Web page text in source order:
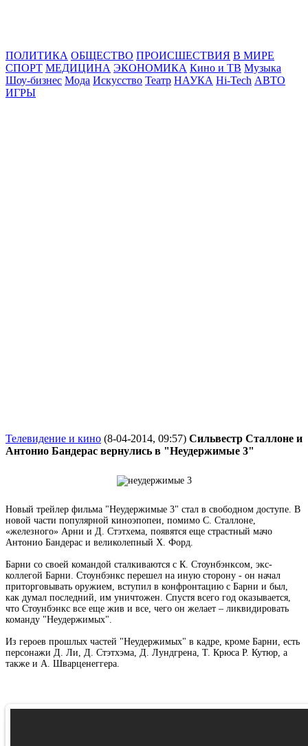
ПОЛИТИКА ОБЩЕСТВО ПРОИСШЕСТВИЯ В МИРЕ
СПОРТ МЕДИЦИНА ЭКОНОМИКА Кино и ТВ Музыка
Шоу-бизнес Мода Искусство Театр НАУКА Hi-Tech АВТО
ИГРЫ
Телевидение и кино (8-04-2014, 09:57) Сильвестр Сталлоне и
Антонио Бандерас вернулись в "Неудержимые 3"
Новый трейлер фильма "Неудержимые 3" стал в свободном доступе. В
новой части популярной киноэпопеи, помимо С. Сталлоне,
«железного» Арни и Д. Стэтхема, появятся еще страстный мачо
Антонио Бандерас и великолепный Х. Форд.
Барни со своей командой сталкиваются с К. Стоунбэнксом, экс-
коллегой Барни. Стоунбэнкс перешел на иную сторону - он начал
приторговывать оружием, вступил в конфронтацию с Барни и был,
как думал последний, им уничтожен. Спустя всего год оказывается,
что Стоунбэнкс все еще жив и все, чего он желает – ликвидировать
команду "Неудержимых".
Из героев прошлых частей "Неудержимых" в кадре, кроме Барни, есть
персонажи Д. Ли, Д. Стэтхэма, Д. Лундгрена, Т. Крюса Р. Кутюр, а
также и А. Шварценеггера.